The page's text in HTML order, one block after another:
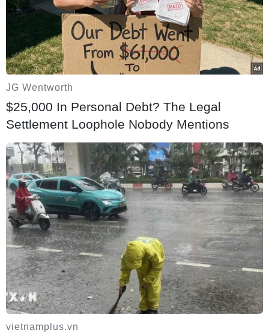
#Cao tốc TP.HCM-Trung Lương-Mỹ Thuận #cao tốc bắc-nam #đầu
tư Cao tốc TP.HCM- rung Lương-Mỹ Thuận #vốn ngân sách đầu tư
cao tốc #cao tốc trung lương-mỹ thuận Đồng Tháp Long An Tây
Ninh Tiền Giang
Tp. Hồ Chí Minh
Facebook Twitter Lưu bài viết Copy link
Theo dõi VietnamPlus
Tin liên quan
JG Wentworth
$25,000 In Personal Debt? The Legal
Settlement Loophole Nobody Mentions
vietnamplus.vn